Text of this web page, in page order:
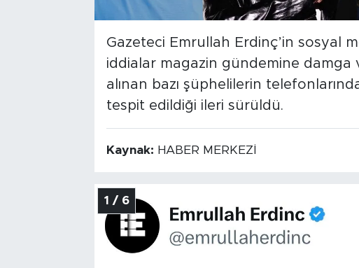
Gazeteci Emrullah Erdinç’in sosyal
iddialar magazin gündemine damga
alınan bazı şüphelilerin
tespit edildiği ileri sürüldü.
Kaynak: HABER MERKEZİ
1 / 6